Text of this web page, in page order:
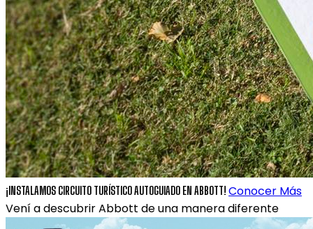
¡INSTALAMOS CIRCUITO TURÍSTICO AUTOGUIADO EN ABBOTT! Conocer Más
Vení a descubrir Abbott de una manera diferente